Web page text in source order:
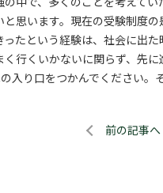
思います。現在の受験制度
たという経験は、社会に出
行くいかないに関らず、先
入り口をつかんでください。
前の記事へ